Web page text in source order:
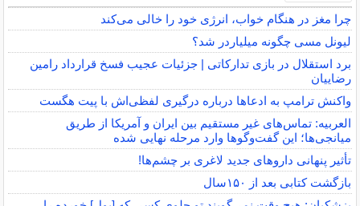
چرا مغز در هنگام خواب، انرژی خود را خالی می‌کند
لیونل مسی چگونه میلیاردر شد؟
برد استقلال در بازی تدارکاتی | جزئیات عجیب فسخ قرارداد رامین
رضاییان
واکنش ترامپ به ادعاها درباره درگیری لفظی‌اش با پیت هگست
العربیه: تماس‌های غیر مستقیم بین ایران و آمریکا از طریق
میانجی‌ها؛ این گفت‌و‌گو‌ها وارد مرحله نهایی شده
تأثیر پنهانی داروهای جدید لاغری بر چشم‌ها!
بازگشت کتابی بعد از ۱۵۰سال